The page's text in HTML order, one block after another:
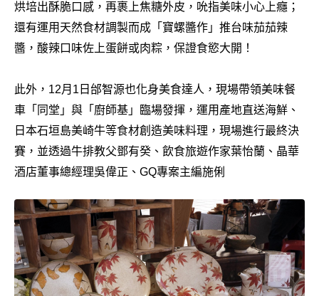
烘培出酥脆口感，再裹上焦糖外皮，吮指美味小心上癮；
還有運用天然食材調製而成「寶螺醬作」推台味茄茄辣
醬，酸辣口味佐上蛋餅或肉粽，保證食慾大開！
此外，12月1日邰智源也化身美食達人，現場帶領美味餐
車「同堂」與「廚師基」臨場發揮，運用產地直送海鮮、
日本石垣島美崎牛等食材創造美味料理，現場進行最終決
賽，並透過牛排教父鄧有癸、飲食旅遊作家葉怡蘭、晶華
酒店董事總經理吳偉正、GQ專案主編施俐